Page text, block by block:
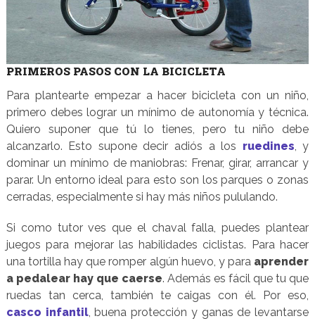
PRIMEROS PASOS CON LA BICICLETA
Para plantearte empezar a hacer bicicleta con un niño,
primero debes lograr un mínimo de autonomía y técnica.
Quiero suponer que tú lo tienes, pero tu niño debe
alcanzarlo. Esto supone decir adiós a los ruedines , y
dominar un mínimo de maniobras: Frenar, girar, arrancar y
parar. Un entorno ideal para esto son los parques o zonas
cerradas, especialmente si hay más niños pululando.
Si como tutor ves que el chaval falla, puedes plantear
juegos para mejorar las habilidades ciclistas. Para hacer
una tortilla hay que romper algún huevo, y para aprender
a pedalear hay que caerse. Además es fácil que tu que
ruedas tan cerca, también te caigas con él. Por eso,
casco infantil, buena protección y ganas de levantarse